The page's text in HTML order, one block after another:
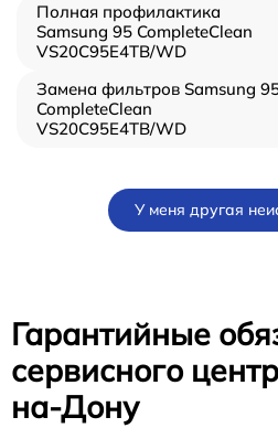
Полная профилактика
Samsung 95 CompleteClean
VS20C95E4TB/WD
Замена фильтров Samsung
CompleteClean
VS20C95E4TB/WD
У меня другая
Гарантийные
сервисного
на-Дону